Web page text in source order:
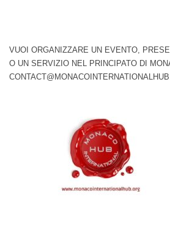
VUOI ORGANIZZARE UN EVENTO,
O UN SERVIZIO NEL PRINCIPATO DI